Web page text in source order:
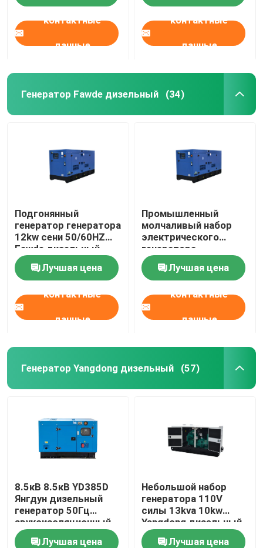
контактные
данные
контактные
данные
Генератор Fawde дизельный (34)
Подгонянный
генератор генератора
12kw сени 50/60HZ
Fawde дизельный
молчаливый
дизельныйЛучшая цена
контактные
данные
Промышленный
молчаливый набор
электрического
генератора
генератора 15kva
250kva Fawde
дизельный
Лучшая цена
контактные
данные
Генератор Yangdong дизельный (57)
8.5кВ 8.5кВ YD385D
Янгдун дизельный
генератор 50Гц
звукоизоляционный
трехфазный
Лучшая цена
Небольшой набор
генератора 110V
силы 13kva 10kw
Yangdong дизельный
240V
Лучшая цена